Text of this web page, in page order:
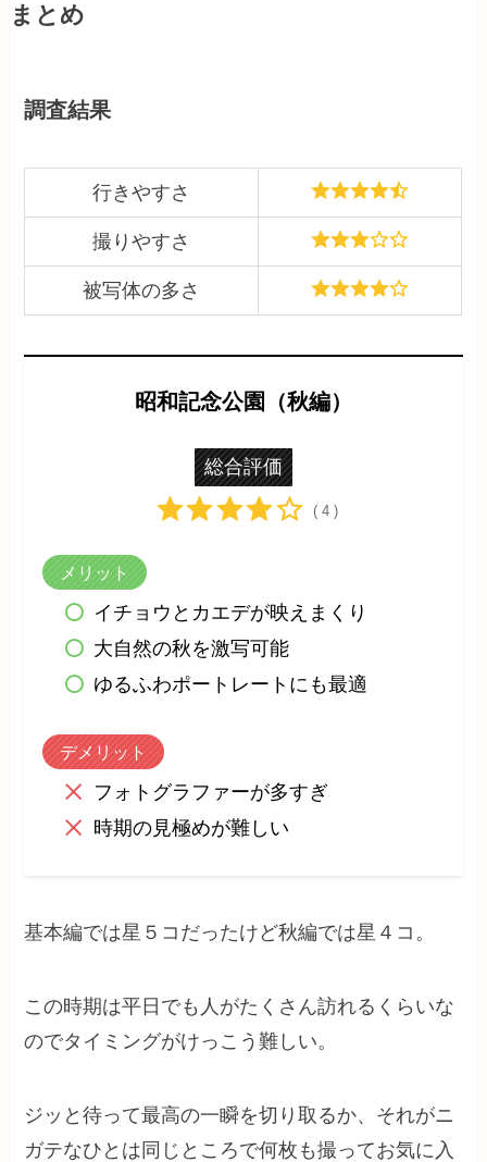
まとめ
調査結果
行きやすさ
撮りやすさ
被写体の多さ
昭和記念公園（秋編）
総合評価
( 4 )
メリット
イチョウとカエデが映えまくり
大自然の秋を激写可能
ゆるふわポートレートにも最適
デメリット
フォトグラファーが多すぎ
時期の見極めが難しい
基本編では星５コだったけど秋編では星４コ。
この時期は平日でも人がたくさん訪れるくらいな
のでタイミングがけっこう難しい。
ジッと待って最高の一瞬を切り取るか、それがニ
ガテなひとは同じところで何枚も撮ってお気に入